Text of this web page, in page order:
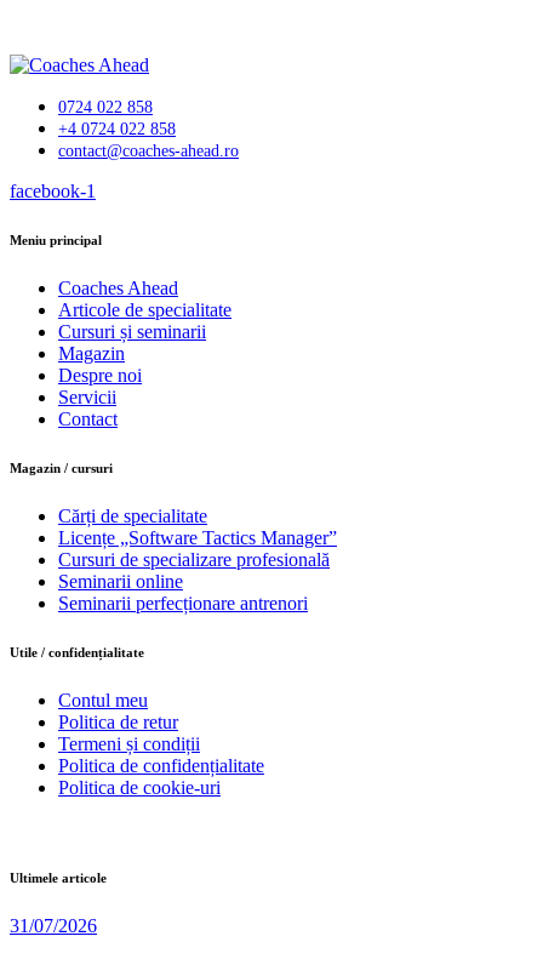
0724 022 858
+4 0724 022 858
contact@coaches-ahead.ro
facebook-1
Meniu principal
Coaches Ahead
Articole de specialitate
Cursuri și seminarii
Magazin
Despre noi
Servicii
Contact
Magazin / cursuri
Cărți de specialitate
Licențe „Software Tactics Manager”
Cursuri de specializare profesională
Seminarii online
Seminarii perfecționare antrenori
Utile / confidențialitate
Contul meu
Politica de retur
Termeni și condiții
Politica de confidențialitate
Politica de cookie-uri
Ultimele articole
31/07/2026